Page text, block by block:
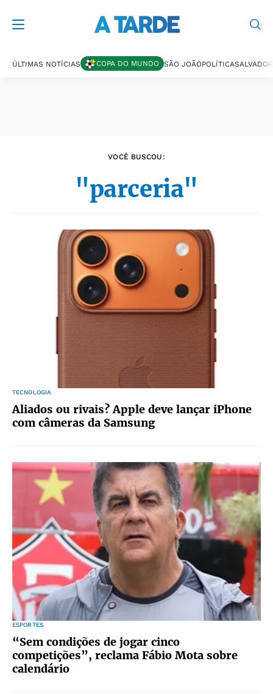
ÚLTIMAS NOTÍCIAS COPA DO MUNDO SÃO JOÃOPOLÍTICASALVADOR
VOCÊ BUSCOU:
"parceria"
TECNOLOGIA
Aliados ou rivais? Apple deve lançar iPhone
com câmeras da Samsung
ESPORTES
“Sem condições de jogar cinco
competições”, reclama Fábio Mota sobre
calendário